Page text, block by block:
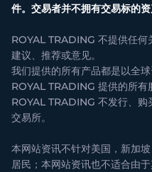
件。交易者并不拥有交易标的资
ROYAL TRADING 不提供任何
建议、推荐或意见。
我们提供的所有产品都是以全
ROYAL TRADING 提供的所有
ROYAL TRADING 不发行、购
交易所。
本网站资讯不针对美国，新加
居民；本网站资讯也不适合由